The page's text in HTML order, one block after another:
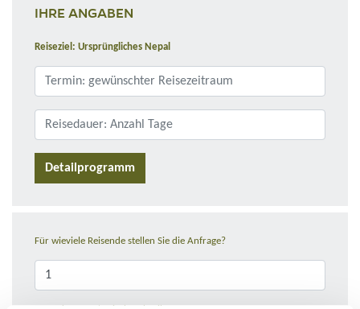
IHRE ANGABEN
Reiseziel: Ursprüngliches Nepal
Detailprogramm
Für wieviele Reisende stellen Sie die Anfrage?